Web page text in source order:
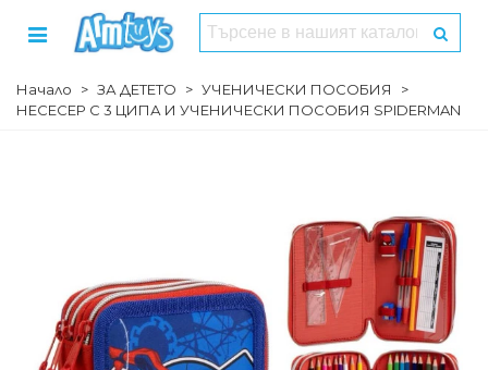
Начало > ЗА ДЕТЕТО > УЧЕНИЧЕСКИ ПОСОБИЯ
>
НЕСЕСЕР С 3 ЦИПА И УЧEНИЧЕСКИ ПОСОБИЯ SPIDERMAN